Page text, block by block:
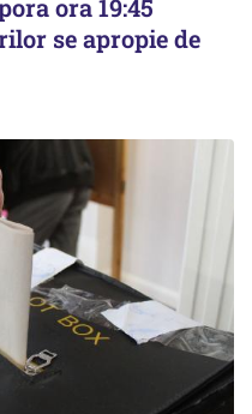
ora 19:45
se apropie de